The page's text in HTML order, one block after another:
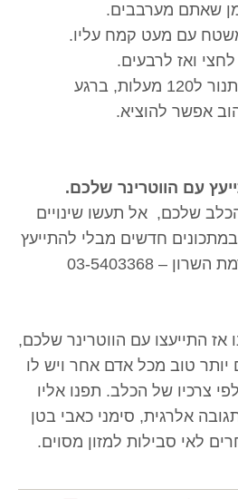
שאתם מערבבים.
עם מעט קמח עליו.
ואז לרבעים.
• לאחר מכן כוונו את התנור ל120 מעלות, ברגע
אפשר להוציא.
עם הווטרינר שלכם.
שלכם, אל תעשו שינויים
חדשים מבלי להתייעץ
– 03-5403368
אז התייעצו עם הווטרינר שלכם,
טוב מכל אדם אחר ויש לו
צרכיו של הכלב. תפנו אליו
אלרגית, סימני כאבי בטן
לאי סבילות למזון מסוים.